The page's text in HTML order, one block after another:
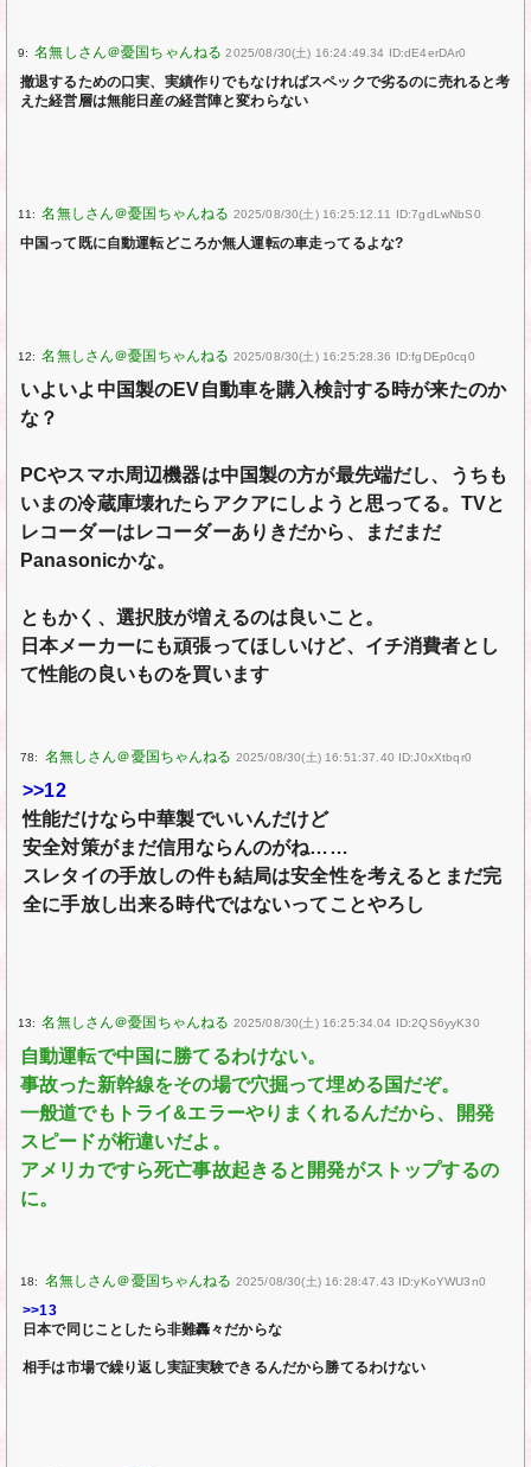
9: 2025/08/30(土) 16:24:49.34 ID:dE4erDAr0
撤退するための口実、実績作りでもなければスペックで劣るのに売れると考
えた経営層は無能日産の経営陣と変わらない
11: 2025/08/30(土) 16:25:12.11 ID:7gdLwNbS0
中国って既に自動運転どころか無人運転の車走ってるよな?
12: 2025/08/30(土) 16:25:28.36 ID:fgDEp0cq0
いよいよ中国製のEV自動車を購入検討する時が来たのか
な？
PCやスマホ周辺機器は中国製の方が最先端だし、うちも
いまの冷蔵庫壊れたらアクアにしようと思ってる。TVと
レコーダーはレコーダーありきだから、まだまだ
Panasonicかな。
ともかく、選択肢が増えるのは良いこと。
日本メーカーにも頑張ってほしいけど、イチ消費者とし
て性能の良いものを買います
78: 2025/08/30(土) 16:51:37.40 ID:J0xXtbqr0
>>12
性能だけなら中華製でいいんだけど
安全対策がまだ信用ならんのがね……
スレタイの手放しの件も結局は安全性を考えるとまだ完
全に手放し出来る時代ではないってことやろし
13: 2025/08/30(土) 16:25:34.04 ID:2QS6yyK30
自動運転で中国に勝てるわけない。
事故った新幹線をその場で穴掘って埋める国だぞ。
一般道でもトライ&エラーやりまくれるんだから、開発
スピードが桁違いだよ。
アメリカですら死亡事故起きると開発がストップするの
に。
18: 2025/08/30(土) 16:28:47.43 ID:yKoYWU3n0
>>13
日本で同じことしたら非難轟々だからな
相手は市場で繰り返し実証実験できるんだから勝てるわけない